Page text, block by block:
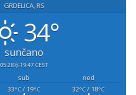
GRDELICA, RS
34°
sunčano
05:28 19:47 CEST
sub
ned
33°C / 19°C 32°C / 18°C